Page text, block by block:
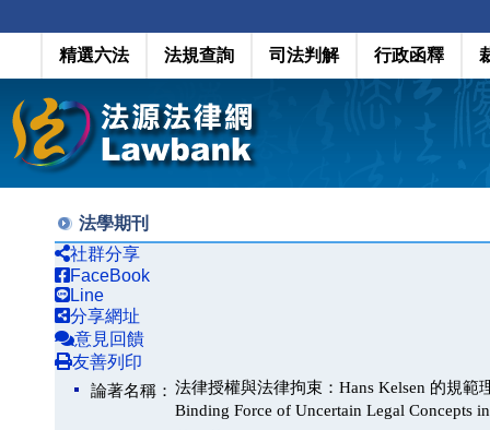
精選六法 法規查詢 司法判解 行政函釋
法學期刊
社群分享
FaceBook
Line
分享網址
意見回饋
友善列印
論著名稱： 法律授權與法律拘束：Hans Kelsen 的規
Binding Force of Uncertain Legal Concepts